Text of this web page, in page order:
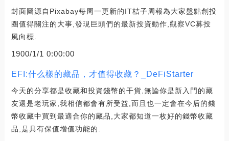
封面圖源自Pixabay每周一更新的IT桔子周報為大家盤點創投
圈值得關注的大事,發現巨頭們的最新投資動作,觀察VC募投
風向標.
1900/1/1 0:00:00
EFI:什么樣的藏品，才值得收藏？_DeFiStarter
今天的分享都是收藏和投資錢幣的干貨,無論你是新入門的藏
友還是老玩家,我相信都會有所受益,而且也一定會在今后的錢
幣收藏中買到最適合你的藏品,大家都知道一枚好的錢幣收藏
品,是具有保值增值功能的.